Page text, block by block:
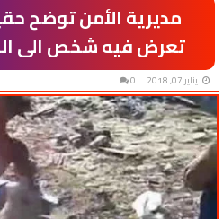
مديرية الأمن توضح
تعرض فيه شخص الى
يناير 07, 2018 0